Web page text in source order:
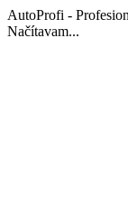
AutoProfi -
Načítavam...